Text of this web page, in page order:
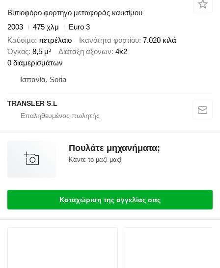
Βυτιοφόρο φορτηγό μεταφοράς καυσίμου
2003
475 χλμ
Euro 3
Καύσιμο πετρέλαιο Ικανότητα φορτίου 7.020 κιλά
Όγκος 8,5 μ³ Διάταξη αξόνων 4x2
0 διαμερισμάτων
Ισπανία, Soria
TRANSLER S.L
Πουλάτε μηχανήματα;
Κάντε το μαζί μας!
Καταχώριση της αγγελίας σας